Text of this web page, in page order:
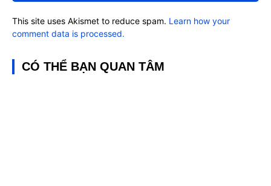
This site uses Akismet to reduce spam. Learn how your
comment data is processed.
CÓ THỂ BẠN QUAN TÂM